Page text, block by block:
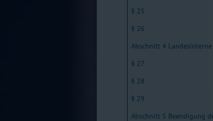
§ 25
§ 26
Abschnitt 4
§ 27
§ 28
§ 29
Abschnitt 5 Beendigung